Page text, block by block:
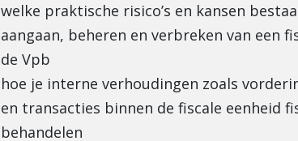
welke praktische risico’s en kansen
aangaan, beheren en verbreken van een
de Vpb
hoe je interne verhoudingen zoals
en transacties binnen de fiscale eenheid
behandelen